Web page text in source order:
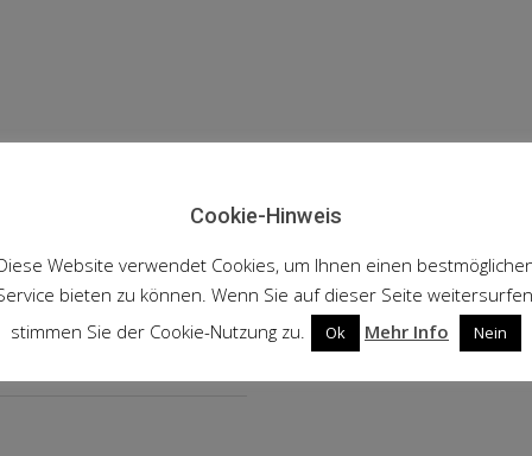
Cookie-Hinweis
Website verwendet Cookies, um Ihnen einen
bieten zu können. Wenn Sie auf dieser Seite
stimmen Sie der Cookie-Nutzung zu.
Ok Mehr Info Nein